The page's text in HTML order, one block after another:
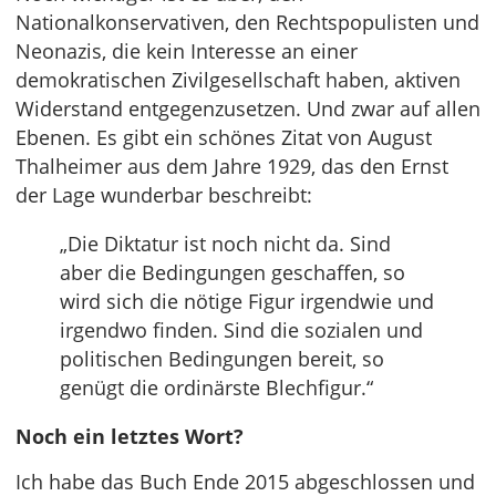
Nationalkonservativen, den Rechtspopulisten und
Neonazis, die kein Interesse an einer
demokratischen Zivilgesellschaft haben, aktiven
Widerstand entgegenzusetzen. Und zwar auf allen
Ebenen. Es gibt ein schönes Zitat von August
Thalheimer aus dem Jahre 1929, das den Ernst
der Lage wunderbar beschreibt:
„Die Diktatur ist noch nicht da. Sind
aber die Bedingungen geschaffen, so
wird sich die nötige Figur irgendwie und
irgendwo finden. Sind die sozialen und
politischen Bedingungen bereit, so
genügt die ordinärste Blechfigur.“
Noch ein letztes Wort?
Ich habe das Buch Ende 2015 abgeschlossen und